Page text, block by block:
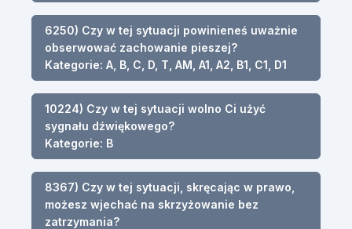
6250) Czy w tej sytuacji powinieneś uważnie
obserwować zachowanie pieszej?
Kategorie: A, B, C, D, T, AM, A1, A2, B1, C1, D1
10224) Czy w tej sytuacji wolno Ci użyć
sygnału dźwiękowego?
Kategorie: B
8367) Czy w tej sytuacji, skręcając w prawo,
możesz wjechać na skrzyżowanie bez
zatrzymania?